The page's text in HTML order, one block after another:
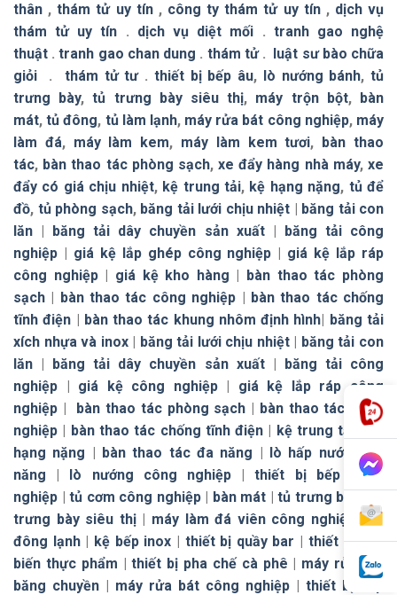
thân ,thám tử uy tín, công ty thám tử uy tín, dịch vụ
thám tử uy tín . dịch vụ diệt mối . tranh gao nghệ
thuật .tranh gao chan dung . thám tử. luật sư bào chữa
giỏi . thám tử tư. thiết bị bếp âu, lò nướng bánh,tủ
trưng bày,tủ trưng bày siêu thị, máy trộn bột, bàn
mát,tủ đông, tủ làm lạnh, máy rửa bát công nghiệp, máy
làm đá, máy làm kem, máy làm kem tươi, bàn thao
tác, bàn thao tác phòng sạch,xe đẩy hàng nhà máy,xe
đẩy có giá chịu nhiệt, kệ trung tải, kệ hạng nặng, tủ để
đồ, tủ phòng sạch, băng tải lưới chịu nhiệt | băng tải con
lăn | băng tải dây chuyền sản xuất| băng tải công
nghiệp | giá kệ lắp ghép công nghiệp | giá kệ lắp ráp
công nghiệp| giá kệ kho hàng | bàn thao tác phòng
sạch | bàn thao tác công nghiệp | bàn thao tác chống
tĩnh điện | bàn thao tác khung nhôm định hình| băng tải
xích nhựa và inox| băng tải lưới chịu nhiệt| băng tải con
lăn | băng tải dây chuyền sản xuất| băng tải công
nghiệp | giá kệ công nghiệp| giá kệ lắp ráp công
nghiệp | bàn thao tác phòng sạch | bàn thao tác công
nghiệp | bàn thao tác chống tĩnh điện | kệ trung tải |kệ
hạng nặng | bàn thao tác đa năng | lò hấp nướng đa
năng | lò nướng công nghiệp |thiết bị bếp công
nghiệp | tủ cơm công nghiệp| bàn mát | tủ trưng bày
trưng bày siêu thị| máy làm đá viên công nghiệp |tủ
đông lạnh| kệ bếp inox | thiết bị quầy bar | thiết bị chế
biến thực phẩm |thiết bị pha chế cà phê | máy rửa bát
băng chuyền | máy rửa bát công nghiệp | thiết bị bếp